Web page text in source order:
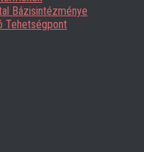
Bázisintézménye
Tehetségpont